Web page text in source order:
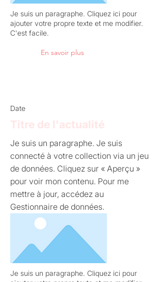
Je suis un paragraphe. Cliquez ici pour
ajouter votre propre texte et me modifier.
C'est facile.
En savoir plus
Date
Titre de l'actualité
Je suis un paragraphe. Je suis
connecté à votre collection via un jeu
de données. Cliquez sur « Aperçu »
pour voir mon contenu. Pour me
mettre à jour, accédez au
Gestionnaire de données.
Je suis un paragraphe. Cliquez ici pour